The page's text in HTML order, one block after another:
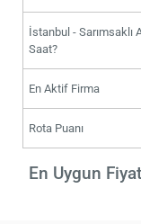
İstanbul - Sarımsaklı
Saat?
En Aktif Firma
Rota Puanı
En Uygun